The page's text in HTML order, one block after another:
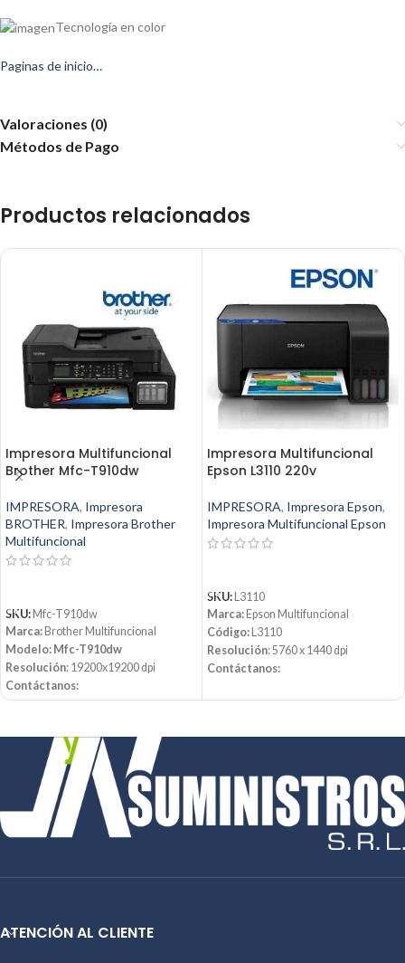
Tecnología en color
Paginas de inicio…
Valoraciones (0)
Métodos de Pago
Productos relacionados
Impresora Multifuncional
Brother Mfc-T910dw
IMPRESORA, Impresora
BROTHER, Impresora Brother
Multifuncional
SKU: Mfc-T910dw
Marca: Brother Multifuncional
Modelo: Mfc-T910dw
Resolución: 19200x19200 dpi
Contáctanos:
Email:ventas@jynsuministros.com
Impresora Multifuncional
Epson L3110 220v
IMPRESORA, Impresora Epson,
Impresora Multifuncional Epson
SKU: L3110
Marca: Epson Multifuncional
Código: L3110
Resolución: 5760 x 1440 dpi
Contáctanos:
📱 WhatsApp:51 991 864 930
ATENCIÓN AL CLIENTE